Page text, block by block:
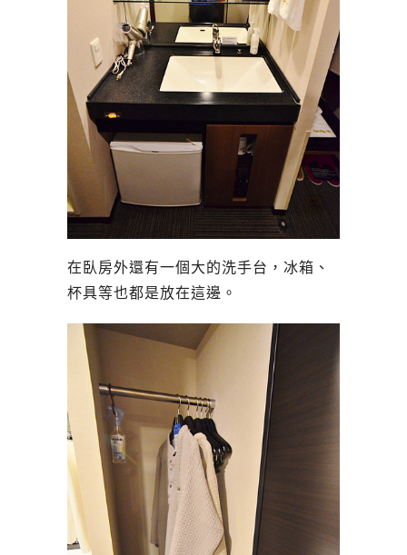
在臥房外還有一個大的洗手台，冰箱、
杯具等也都是放在這邊。